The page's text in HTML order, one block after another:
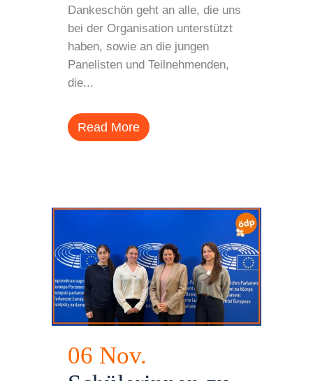
Dankeschön geht an alle, die uns
bei der Organisation unterstützt
haben, sowie an die jungen
Panelisten und Teilnehmenden,
die...
Read More
06 Nov.